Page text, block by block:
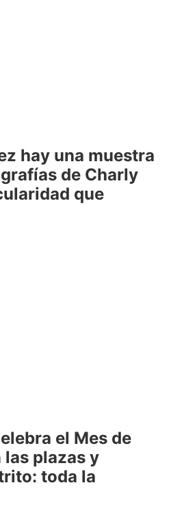
hay una muestra
de Charly
que
el Mes de
las plazas y
toda la